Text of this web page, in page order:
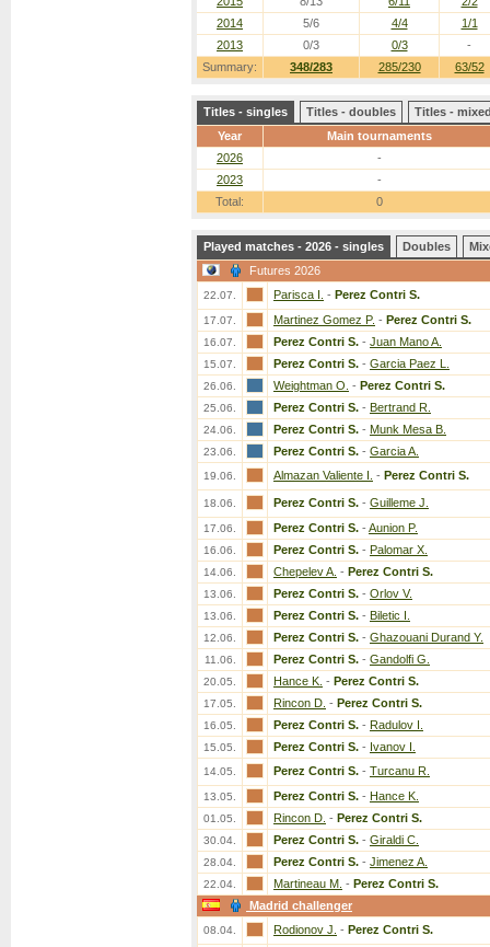
Summary: 348/283 285/230 63/52
2014
5/6 4/4
1/1
2013
0/3 0/3 -
Titles - singles Titles - doubles
Titles -
Year
Main tournaments
2026
-
2023
-
Total:
0
Played matches - 2026 - singles Doubles
Futures 2026
22.07. Parisca I. - Perez Contri S.
17.07. Martinez Gomez P. - Perez Contri S.
16.07. Perez Contri S. - Juan Mano A.
15.07. Perez Contri S. - Garcia Paez L.
26.06. Weightman O. - Perez Contri S.
25.06. Perez Contri S. - Bertrand R.
24.06. Perez Contri S. - Munk Mesa B.
23.06. Perez Contri S. - Garcia A.
19.06. Almazan Valiente I. - Perez Contri S.
18.06. Perez Contri S. - Guilleme J.
17.06. Perez Contri S. - Aunion P.
16.06. Perez Contri S. - Palomar X.
14.06. Chepelev A. - Perez Contri S.
13.06. Perez Contri S. - Orlov V.
13.06. Perez Contri S. - Biletic I.
12.06. Perez Contri S. - Ghazouani Durand Y.
11.06. Perez Contri S. - Gandolfi G.
20.05. Hance K. - Perez Contri S.
17.05. Rincon D. - Perez Contri S.
16.05. Perez Contri S. - Radulov I.
15.05. Perez Contri S. - Ivanov I.
14.05. Perez Contri S. - Turcanu R.
13.05. Perez Contri S. - Hance K.
01.05. Rincon D. - Perez Contri S.
30.04. Perez Contri S. - Giraldi C.
28.04. Perez Contri S. - Jimenez A.
22.04. Martineau M. - Perez Contri S.
Madrid challenger
08.04. Rodionov J. - Perez Contri S.